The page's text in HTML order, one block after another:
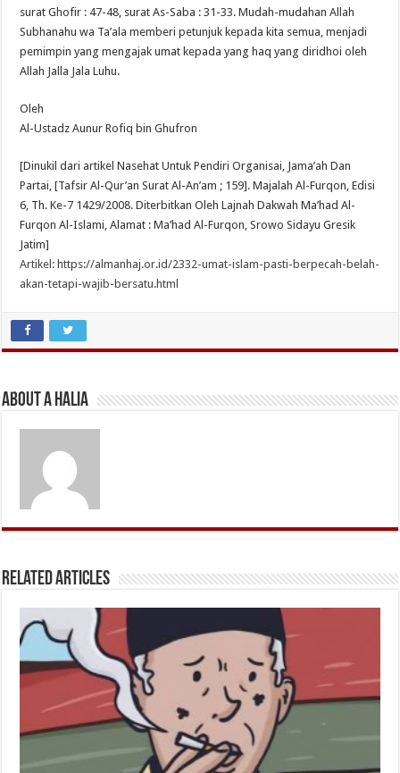
surat Ghofir : 47-48, surat As-Saba : 31-33. Mudah-mudahan Allah
Subhanahu wa Ta’ala memberi petunjuk kepada kita semua, menjadi
pemimpin yang mengajak umat kepada yang haq yang diridhoi oleh
Allah Jalla Jala Luhu.
Oleh
Al-Ustadz Aunur Rofiq bin Ghufron
[Dinukil dari artikel Nasehat Untuk Pendiri Organisai, Jama’ah Dan
Partai, [Tafsir Al-Qur’an Surat Al-An’am ; 159]. Majalah Al-Furqon, Edisi
6, Th. Ke-7 1429/2008. Diterbitkan Oleh Lajnah Dakwah Ma’had Al-
Furqon Al-Islami, Alamat : Ma’had Al-Furqon, Srowo Sidayu Gresik
Jatim]
Artikel: https://almanhaj.or.id/2332-umat-islam-pasti-berpecah-belah-
akan-tetapi-wajib-bersatu.html
About A Halia
Related Articles